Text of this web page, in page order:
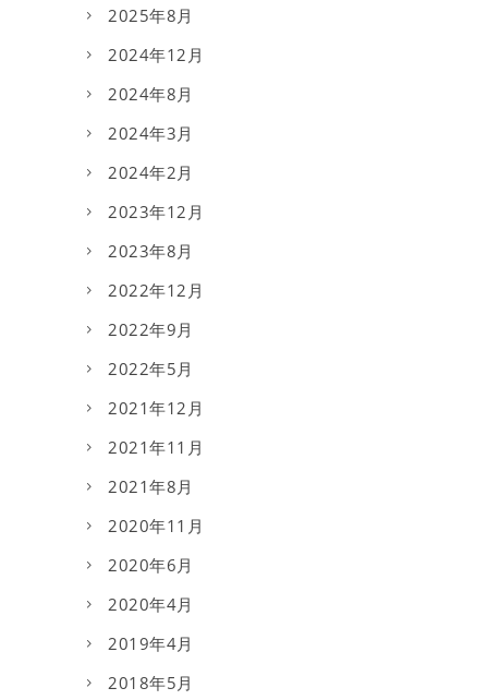
2025年8月
2024年12月
2024年8月
2024年3月
2024年2月
2023年12月
2023年8月
2022年12月
2022年9月
2022年5月
2021年12月
2021年11月
2021年8月
2020年11月
2020年6月
2020年4月
2019年4月
2018年5月